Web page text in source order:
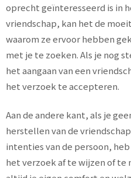
oprecht geïnteresseerd is in
vriendschap, kan het de
waarom ze ervoor hebben
met je te zoeken. Als je nog
het aangaan van een
het verzoek te accepteren.
Aan de andere kant, als je
herstellen van de
intenties van de persoon,
het verzoek af te wijzen of te